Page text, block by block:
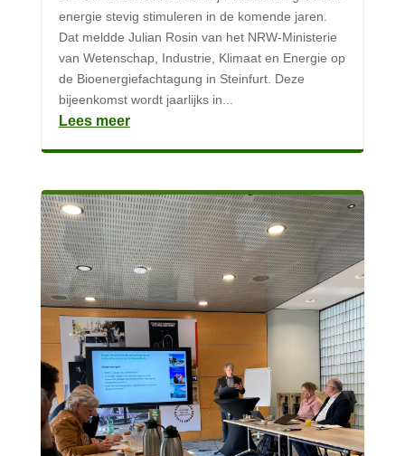
energie stevig stimuleren in de komende jaren.
Dat meldde Julian Rosin van het NRW-Ministerie
van Wetenschap, Industrie, Klimaat en Energie op
de Bioenergiefachtagung in Steinfurt. Deze
bijeenkomst wordt jaarlijks in...
Lees meer